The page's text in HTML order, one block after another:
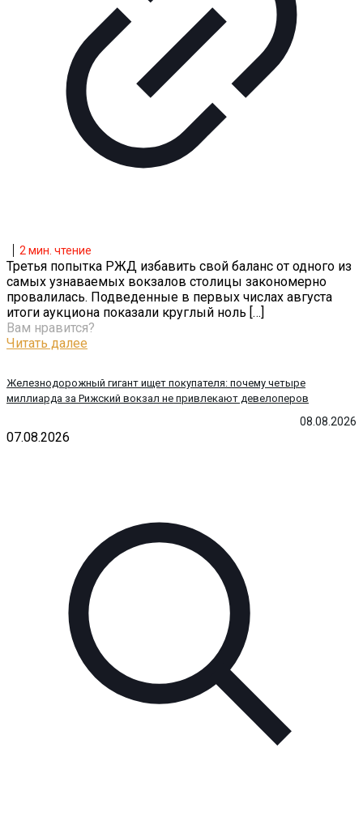
08.08.2026
Железнодорожный гигант ищет покупателя: почему четыре
миллиарда за Рижский вокзал не привлекают девелоперов
2 мин. чтение
Третья попытка РЖД избавить свой баланс от одного из
самых узнаваемых вокзалов столицы закономерно
провалилась. Подведенные в первых числах августа
итоги аукциона показали круглый ноль […]
Вам нравится?
Читать далее
07.08.2026